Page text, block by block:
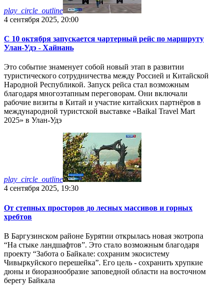
play_circle_outline
4 сентября 2025, 20:00
С 10 октября запускается чартерный рейс по маршруту
Улан-Удэ - Хайнань
Это событие знаменует собой новый этап в развитии
туристического сотрудничества между Россией и Китайской
Народной Республикой. Запуск рейса стал возможным
благодаря многоэтапным переговорам. Они включали
рабочие визиты в Китай и участие китайских партнёров в
международной туристской выставке «Baikal Travel Mart
2025» в Улан-Удэ
play_circle_outline
4 сентября 2025, 19:30
От степных просторов до лесных массивов и горных
хребтов
В Баргузинском районе Бурятии открылась новая экотропа
“На стыке ландшафтов”. Это стало возможным благодаря
проекту “Забота о Байкале: сохраним экосистему
Чивыркуйского перешейка”. Его цель - сохранить хрупкие
дюны и биоразнообразие заповедной области на восточном
берегу Байкала